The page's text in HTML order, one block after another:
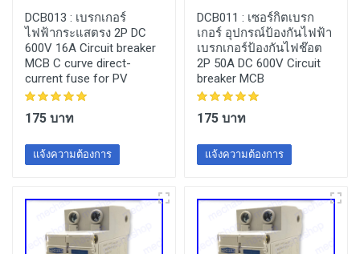
DCB013 : เบรกเกอร์
ไฟฟ้ากระแสตรง 2P DC
600V 16A Circuit breaker
MCB C curve direct-
current fuse for PV
175 บาท
แจ้งความต้องการ
DCB011 : เซอร์กิตเบรก
เกอร์ อุปกรณ์ป้องกันไฟฟ้า
เบรกเกอร์ป้องกันไฟช๊อต
2P 50A DC 600V Circuit
breaker MCB
175 บาท
แจ้งความต้องการ